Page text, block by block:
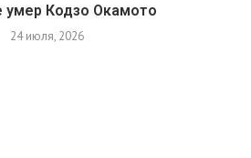
умер Кодзо Окамото
24 июля, 2026